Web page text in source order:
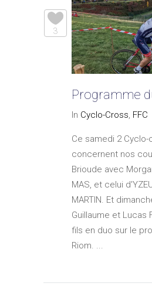
3
Programme
In Cyclo-Cross, FFC
Ce samedi 2 Cyclo-
concernent nos
Brioude avec
MAS, et celui
MARTIN. Et
Guillaume et Lucas
fils en duo sur le
Riom. ...